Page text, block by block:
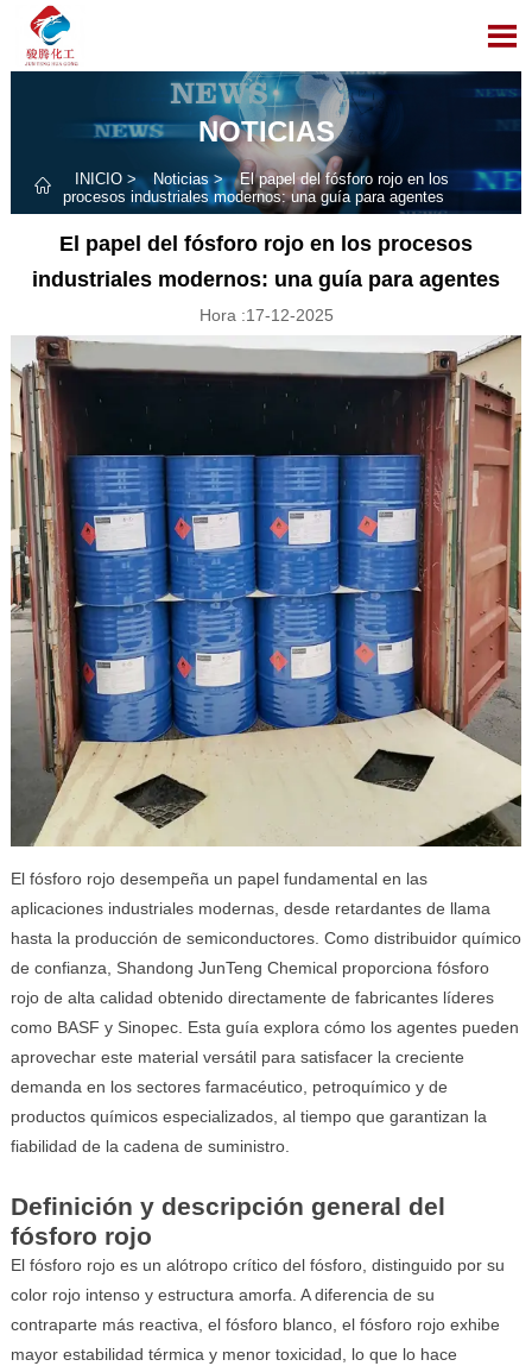

NOTICIAS
 INICIO> Noticias>
El papel del fósforo rojo en los
procesos industriales modernos: una guía para agentes
El papel del fósforo rojo en los procesos
industriales modernos: una guía para agentes
Hora :17-12-2025
El fósforo rojo desempeña un papel fundamental en las
aplicaciones industriales modernas, desde retardantes de llama
hasta la producción de semiconductores. Como distribuidor químico
de confianza, Shandong JunTeng Chemical proporciona fósforo
rojo de alta calidad obtenido directamente de fabricantes líderes
como BASF y Sinopec. Esta guía explora cómo los agentes pueden
aprovechar este material versátil para satisfacer la creciente
demanda en los sectores farmacéutico, petroquímico y de
productos químicos especializados, al tiempo que garantizan la
fiabilidad de la cadena de suministro.
Definición y descripción general del
fósforo rojo
El fósforo rojo es un alótropo crítico del fósforo, distinguido por su
color rojo intenso y estructura amorfa. A diferencia de su
contraparte más reactiva, el fósforo blanco, el fósforo rojo exhibe
mayor estabilidad térmica y menor toxicidad, lo que lo hace